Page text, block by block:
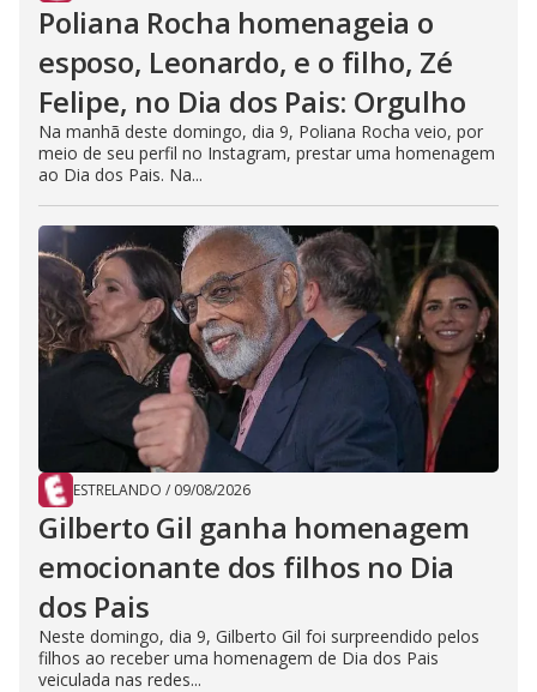
Poliana Rocha homenageia o
esposo, Leonardo, e o filho, Zé
Felipe, no Dia dos Pais: Orgulho
Na manhã deste domingo, dia 9, Poliana Rocha veio, por
meio de seu perfil no Instagram, prestar uma homenagem
ao Dia dos Pais. Na...
ESTRELANDO / 09/08/2026
Gilberto Gil ganha homenagem
emocionante dos filhos no Dia
dos Pais
Neste domingo, dia 9, Gilberto Gil foi surpreendido pelos
filhos ao receber uma homenagem de Dia dos Pais
veiculada nas redes...